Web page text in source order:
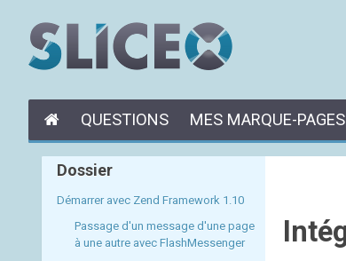
QUESTIONS MES MARQUE-PAGES
Dossier
Démarrer avec Zend Framework 1.10
Passage d'un message d'une page
à une autre avec FlashMessenger